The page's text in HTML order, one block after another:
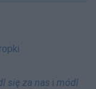
się za nas i módl